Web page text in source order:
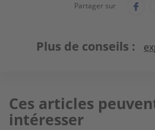
Partager sur
Plus de conseils
Ces articles
intéresser